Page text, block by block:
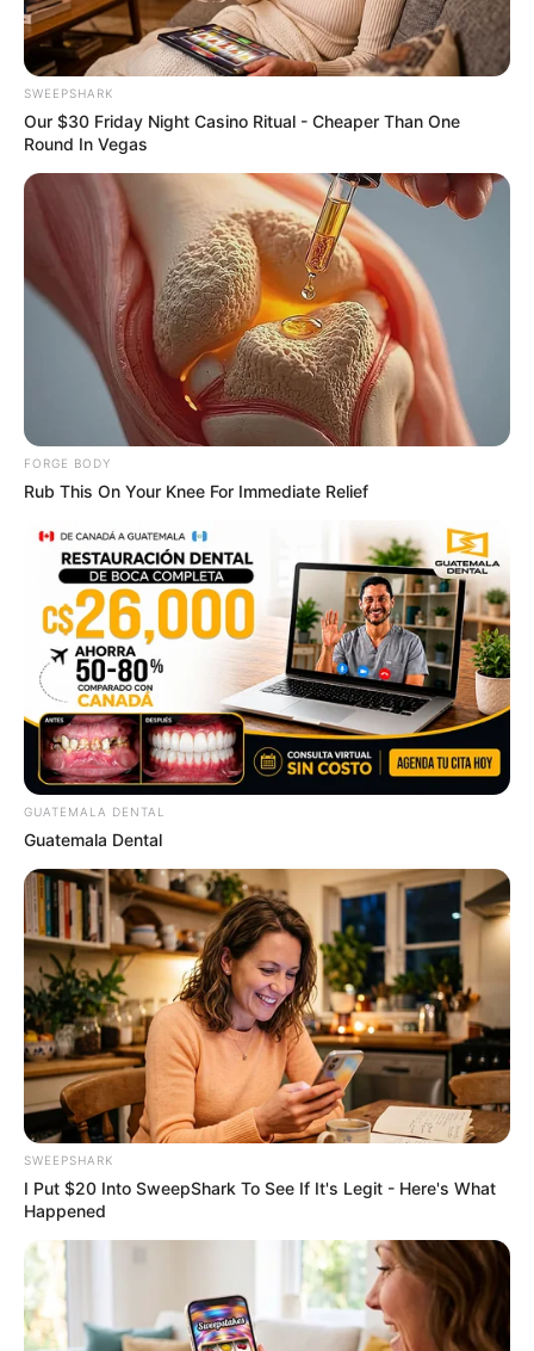
แจกตาราง สีมงคลตามราศี 2569 ประจำ
เดือนมิถุนายน โดย อ.รักษ์ เลขเด็ด
สีมงคล
แจกตาราง สีมงคลตามราศี 2569 ประจำ
เดือนพฤษภาคม โดย อ.รักษ์ เลขเด็ด
MThai เชื่อในสิ่งที่ทำ ทำในสิ่งที่เชื่อ
รับข่าวสารเลขมงคล สถิติเลขดัง ดวงรายวัน รายเดือน รายปี
ลุ้นรับรางวัลจากกิจกรรมเสริมความเป็นมงคลให้กับตัวท่านเอง
เปิดสมัครสมาชิก (ฟรี) เร็วๆนี้
LEGAL
นโยบายคุกกี้
นโยบายการคุ้มครองข้อมูลส่วนบุคคล
ติดต่อเรา
เกี่ยวกับเอ็มไทย
TOP CONTENT
SWEEPSHARK
Our $30 Friday Night Casino Ritual - Cheaper Than One
Round In Vegas
FORGE BODY
Rub This On Your Knee For Immediate Relief
GUATEMALA DENTAL
Guatemala Dental
SWEEPSHARK
I Put $20 Into SweepShark To See If It's Legit - Here's What
Happened